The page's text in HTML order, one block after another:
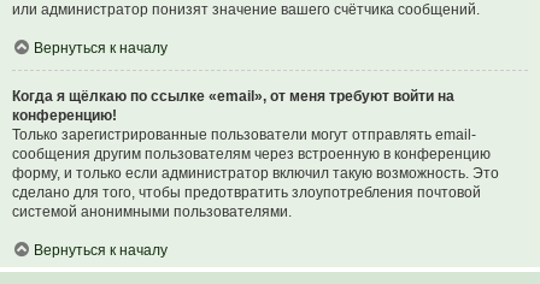
или администратор понизят значение вашего счётчика сообщений.
Вернуться к началу
Когда я щёлкаю по ссылке «email», от меня требуют войти на
конференцию!
Только зарегистрированные пользователи могут отправлять email-
сообщения другим пользователям через встроенную в конференцию
форму, и только если администратор включил такую возможность. Это
сделано для того, чтобы предотвратить злоупотребления почтовой
системой анонимными пользователями.
Вернуться к началу